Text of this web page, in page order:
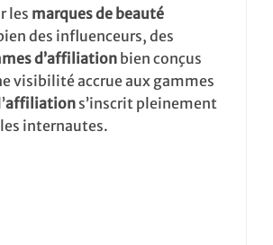
les marques de beauté
des influenceurs, des
d’affiliationbien conçus
visibilité accrue aux gammes
affiliation s’inscrit pleinement
internautes.